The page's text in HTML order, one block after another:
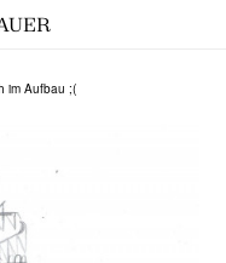
im Aufbau ;(